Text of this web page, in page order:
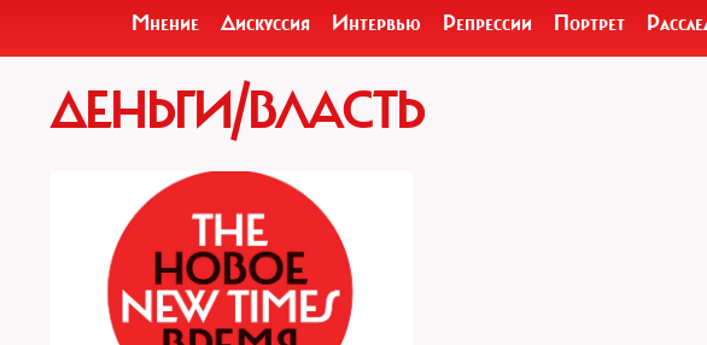
Мнение Дискуссия Интервью Репрессии Портрет
ДЕНЬГИ/ВЛАСТЬ